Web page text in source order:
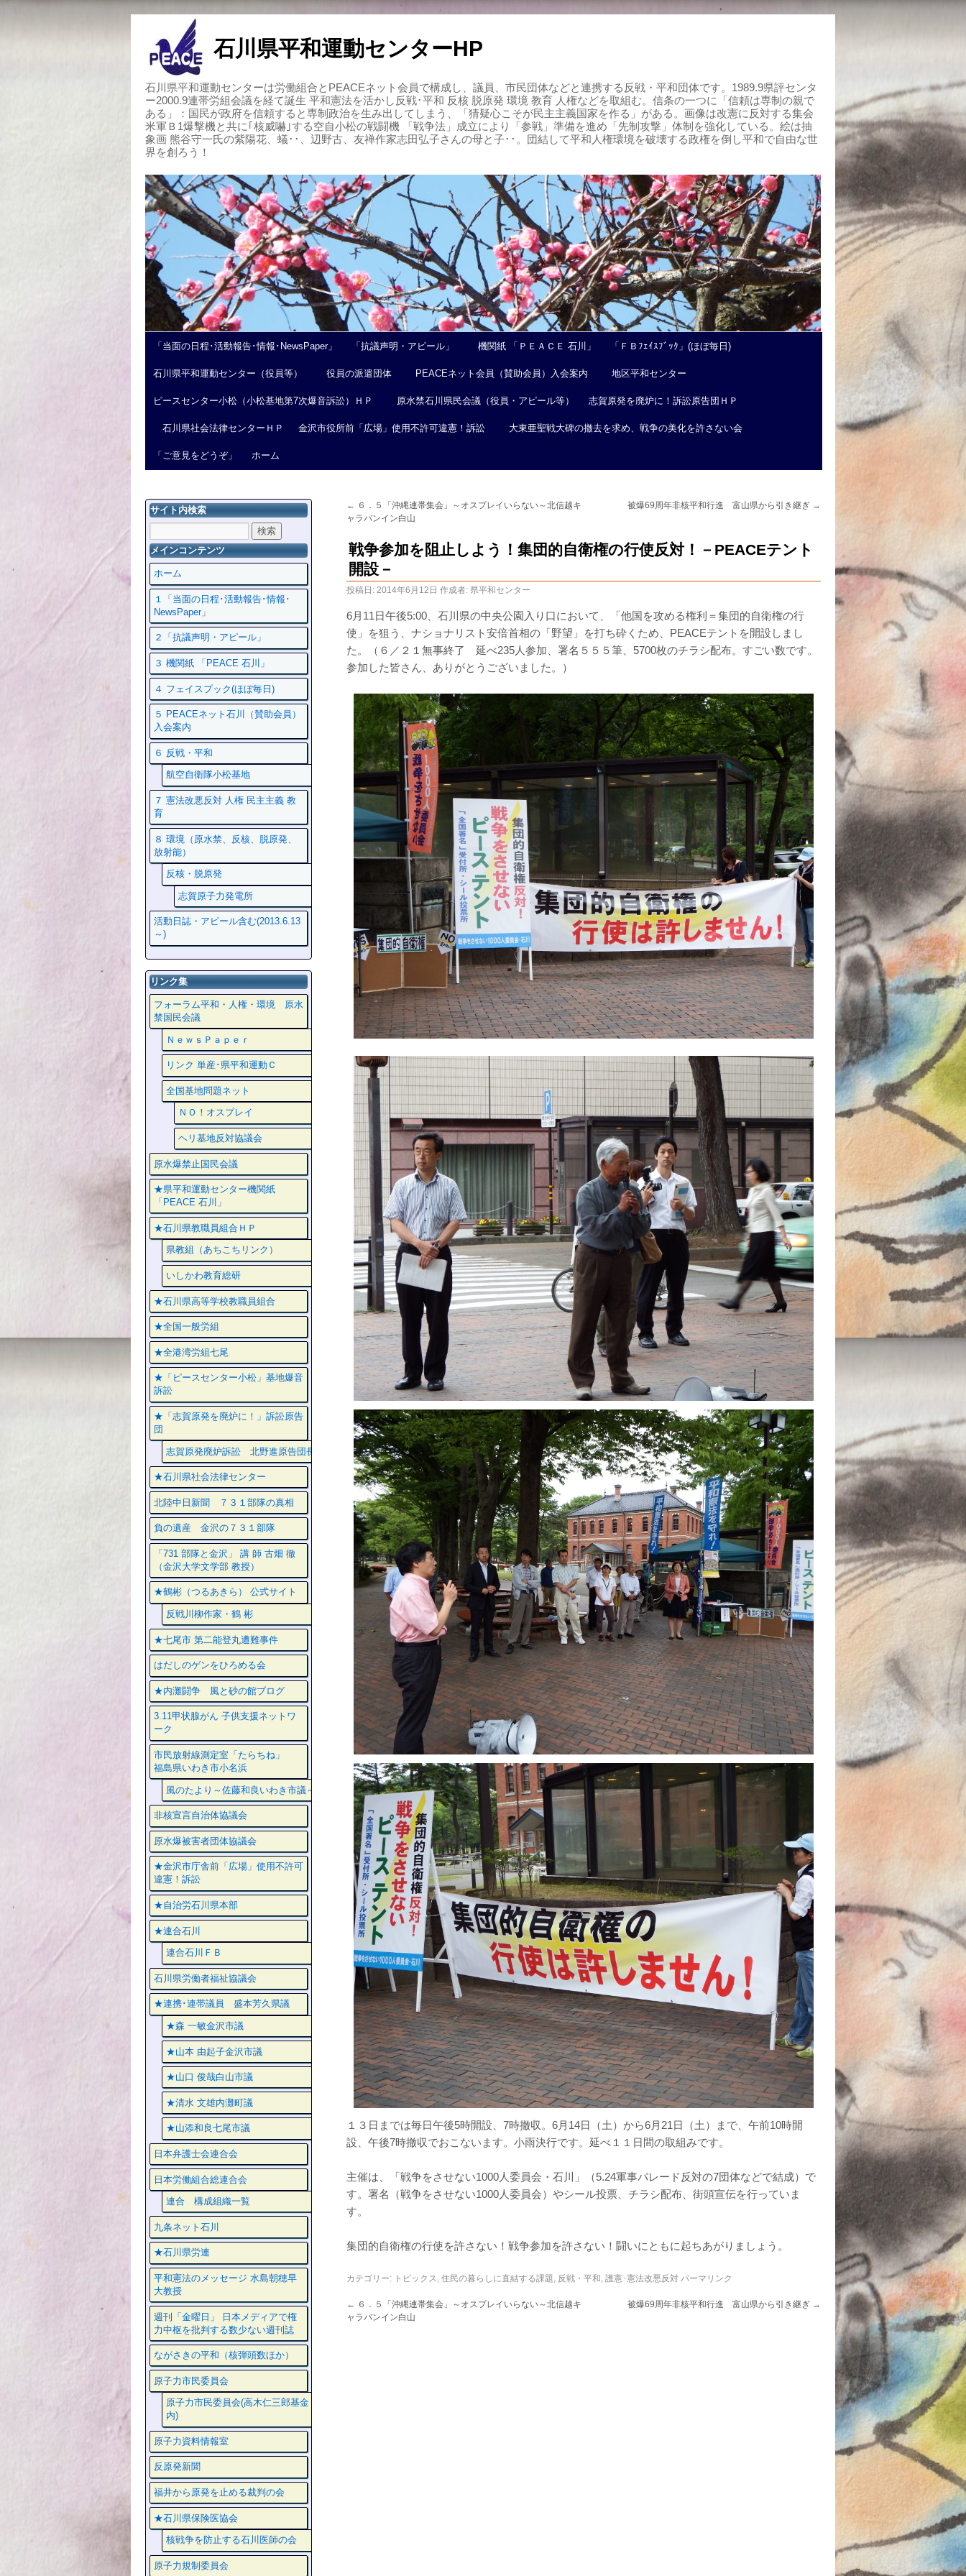
石川県平和運動センターHP
石川県平和運動センターは労働組合とPEACEネット会員で構成し、議員、市民団体などと連携する反戦・平和団体です。1989.9県評センタ
ー2000.9連帯労組会議を経て誕生 平和憲法を活かし反戦･平和 反核 脱原発 環境 教育 人権などを取組む。信条の一つに「信頼は専制の親で
ある」：国民が政府を信頼すると専制政治を生み出してしまう、「猜疑心こそが民主主義国家を作る」がある。画像は改憲に反対する集会
米軍Ｂ1爆撃機と共に｢核威嚇｣する空自小松の戦闘機 「戦争法」成立により「参戦」準備を進め「先制攻撃」体制を強化している。絵は抽
象画 熊谷守一氏の紫陽花、蟻･･、辺野古、友禅作家志田弘子さんの母と子･･。団結して平和人権環境を破壊する政権を倒し平和で自由な世
界を創ろう！
「当面の日程･活動報告･情報･NewsPaper」 「抗議声明・アピール」 機関紙 「ＰＥＡＣＥ 石川」 「ＦＢﾌｪｲｽﾌﾞｯｸ」(ほぼ毎日)
石川県平和運動センター（役員等） 役員の派遣団体 PEACEネット会員（賛助会員）入会案内 地区平和センター
ピースセンター小松（小松基地第7次爆音訴訟）ＨＰ 原水禁石川県民会議（役員・アピール等） 志賀原発を廃炉に！訴訟原告団ＨＰ
石川県社会法律センターＨＰ 金沢市役所前「広場」使用不許可違憲！訴訟 大東亜聖戦大碑の撤去を求め、戦争の美化を許さない会
「ご意見をどうぞ」 ホーム
← ６．５「沖縄連帯集会」～オスプレイいらない～北信越キ
ャラバンイン白山
被爆69周年非核平和行進 富山県から引き継ぎ →
戦争参加を阻止しよう！集団的自衛権の行使反対！－PEACEテント
開設－
投稿日: 2014年6月12日 作成者: 県平和センター
6月11日午後5:00、石川県の中央公園入り口において、「他国を攻める権利＝集団的自衛権の行
使」を狙う、ナショナリスト安倍首相の「野望」を打ち砕くため、PEACEテントを開設しまし
た。（６／２１無事終了 延べ235人参加、署名５５５筆、5700枚のチラシ配布。すごい数です。
参加した皆さん、ありがとうございました。）
１３日までは毎日午後5時開設、7時撤収。6月14日（土）から6月21日（土）まで、午前10時開
設、午後7時撤収でおこないます。小雨決行です。延べ１１日間の取組みです。
主催は、「戦争をさせない1000人委員会・石川」（5.24軍事パレード反対の7団体などで結成）で
す。署名（戦争をさせない1000人委員会）やシール投票、チラシ配布、街頭宣伝を行っていま
す。
集団的自衛権の行使を許さない！戦争参加を許さない！闘いにともに起ちあがりましょう。
カテゴリー: トピックス, 住民の暮らしに直結する課題, 反戦・平和, 護憲･憲法改悪反対 パーマリンク
← ６．５「沖縄連帯集会」～オスプレイいらない～北信越キ
ャラバンイン白山
被爆69周年非核平和行進 富山県から引き継ぎ →
サイト内検索
メインコンテンツ
ホーム
１「当面の日程･活動報告･情報･
NewsPaper」
２「抗議声明・アピール」
３ 機関紙 「PEACE 石川」
４ フェイスプック(ほぼ毎日)
５ PEACEネット石川（賛助会員）
入会案内
６ 反戦・平和
航空自衛隊小松基地
７ 憲法改悪反対 人権 民主主義 教
育
８ 環境（原水禁、反核、脱原発、
放射能）
反核・脱原発
志賀原子力発電所
活動日誌・アピール含む(2013.6.13
～)
リンク集
フォーラム平和・人権・環境 原水
禁国民会議
ＮｅｗｓＰａｐｅｒ
リンク 単産･県平和運動Ｃ
全国基地問題ネット
ＮＯ！オスプレイ
ヘリ基地反対協議会
原水爆禁止国民会議
★県平和運動センター機関紙
「PEACE 石川」
★石川県教職員組合ＨＰ
県教組（あちこちリンク）
いしかわ教育総研
★石川県高等学校教職員組合
★全国一般労組
★全港湾労組七尾
★「ピースセンター小松」基地爆音
訴訟
★「志賀原発を廃炉に！」訴訟原告
団
志賀原発廃炉訴訟 北野進原告団長
★石川県社会法律センター
北陸中日新聞 ７３１部隊の真相
負の遺産 金沢の７３１部隊
「731 部隊と金沢」 講 師 古畑 徹
（金沢大学文学部 教授）
★鶴彬（つるあきら） 公式サイト
反戦川柳作家・鶴 彬
★七尾市 第二能登丸遭難事件
はだしのゲンをひろめる会
★内灘闘争 風と砂の館ブログ
3.11甲状腺がん 子供支援ネットワ
ーク
市民放射線測定室「たらちね」
福島県いわき市小名浜
風のたより～佐藤和良いわき市議～
非核宣言自治体協議会
原水爆被害者団体協議会
★金沢市庁舎前「広場」使用不許可
違憲！訴訟
★自治労石川県本部
★連合石川
連合石川ＦＢ
石川県労働者福祉協議会
★連携･連帯議員 盛本芳久県議
★森 一敏金沢市議
★山本 由起子金沢市議
★山口 俊哉白山市議
★清水 文雄内灘町議
★山添和良七尾市議
日本弁護士会連合会
日本労働組合総連合会
連合 構成組織一覧
九条ネット石川
★石川県労連
平和憲法のメッセージ 水島朝穂早
大教授
週刊「金曜日」 日本メディアで権
力中枢を批判する数少ない週刊誌
ながさきの平和（核弾頭数ほか）
原子力市民委員会
原子力市民委員会(高木仁三郎基金
内)
原子力資料情報室
反原発新聞
福井から原発を止める裁判の会
★石川県保険医協会
核戦争を防止する石川医師の会
原子力規制委員会